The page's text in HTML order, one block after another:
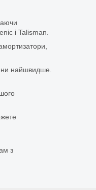
і Talisman.
найшвидше.
з